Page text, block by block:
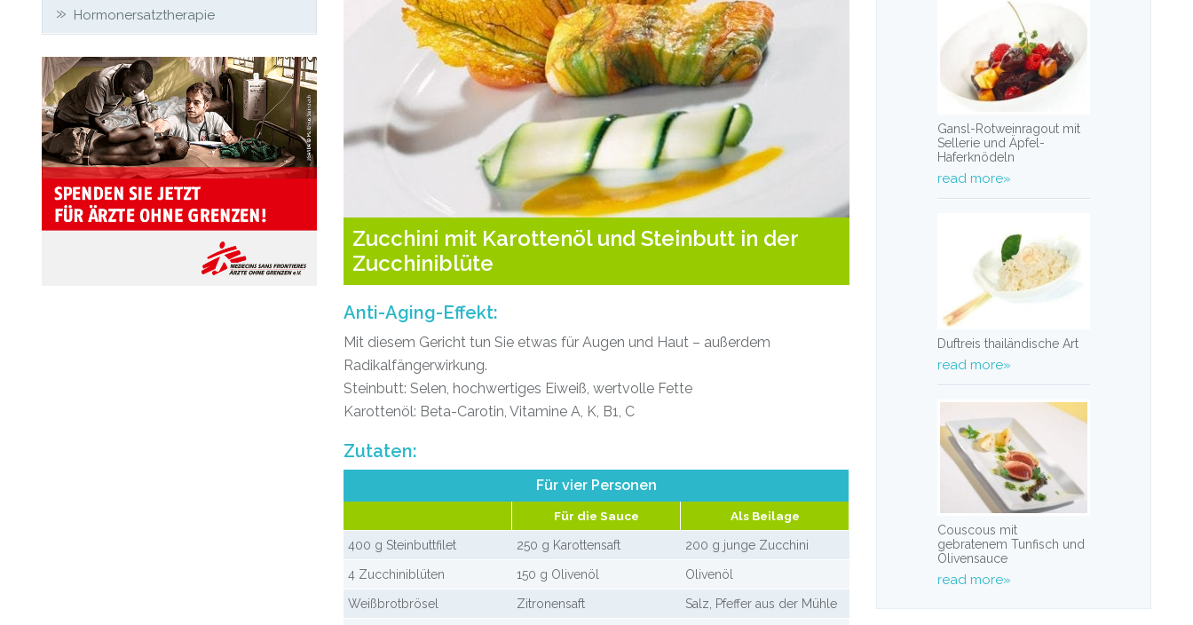
Zucchini mit Karottenöl und Steinbutt in der
Zucchiniblüte
Anti-Aging-Effekt:
Mit diesem Gericht tun Sie etwas für Augen und Haut – außerdem
Radikalfängerwirkung.
Steinbutt: Selen, hochwertiges Eiweiß, wertvolle Fette
Karottenöl: Beta-Carotin, Vitamine A, K, B1, C
Zutaten:
Für vier Personen
Für die Sauce Als Beilage
400 g Steinbuttfilet 250 g Karottensaft 200 g junge Zucchini
4 Zucchiniblüten 150 g Olivenöl Olivenöl
Weißbrotbrösel Zitronensaft Salz, Pfeffer aus der Mühle
Gansl-Rotweinragout mit
Sellerie und Äpfel-
Haferknödeln
read more»
Duftreis thailändische Art
read more»
Couscous mit
gebratenem Tunfisch und
Olivensauce
read more»
Hormonersatztherapie